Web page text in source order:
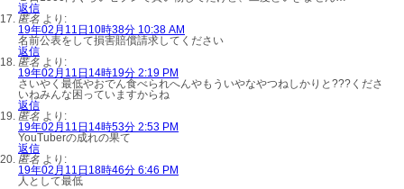
返信
匿名 より:
19年02月11日10時38分 10:38 AM
名前公表をして損害賠償請求してください
返信
匿名 より:
19年02月11日14時19分 2:19 PM
さいやく最低やおでん食べられへんやもういやなやつねしかりと???くださ
いねみんな困っていますからね
返信
匿名 より:
19年02月11日14時53分 2:53 PM
YouTuberの成れの果て
返信
匿名 より:
19年02月11日18時46分 6:46 PM
人として最低